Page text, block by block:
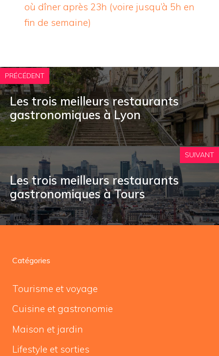
où dîner après 23h (voire jusqu’à 5h en
fin de semaine)
PRÉCÉDENT
Les trois meilleurs restaurants
gastronomiques à Lyon
SUIVANT
Les trois meilleurs restaurants
gastronomiques à Tours
Catégories
Tourisme et voyage
Cuisine et gastronomie
Maison et jardin
Lifestyle et sorties